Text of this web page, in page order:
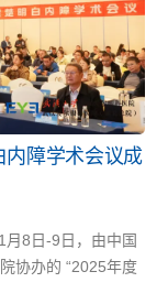
内障学术会议成
8日-9日，由中国
协办的 “2025年度